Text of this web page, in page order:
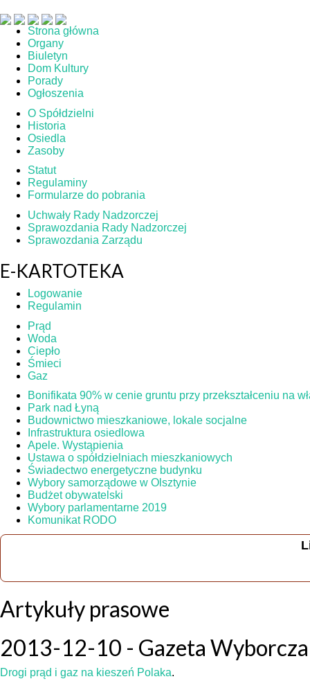
Strona główna
Organy
Biuletyn
Dom Kultury
Porady
Ogłoszenia
O Spółdzielni
Historia
Osiedla
Zasoby
Statut
Regulaminy
Formularze do pobrania
Uchwały Rady Nadzorczej
Sprawozdania Rady Nadzorczej
Sprawozdania Zarządu
E-KARTOTEKA
Logowanie
Regulamin
Prąd
Woda
Ciepło
Śmieci
Gaz
Bonifikata 90% w cenie gruntu przy przekształceniu na
Park nad Łyną
Budownictwo mieszkaniowe, lokale socjalne
Infrastruktura osiedlowa
Apele. Wystąpienia
Ustawa o spółdzielniach mieszkaniowych
Świadectwo energetyczne budynku
Wybory samorządowe w Olsztynie
Budżet obywatelski
Wybory parlamentarne 2019
Komunikat RODO
Artykuły prasowe
2013-12-10 - Gazeta Wyborcza
Drogi prąd i gaz na kieszeń Polaka.